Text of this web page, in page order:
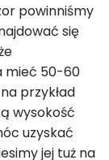
powinniśmy
się
mieć 50-60
przykład
wysokość
uzyskać
jej tuż na